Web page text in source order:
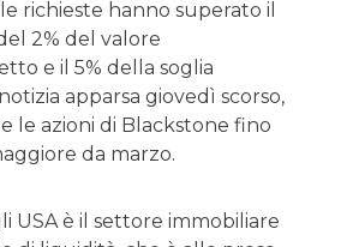
richieste hanno superato il
2% del valore
e il 5% della soglia
apparsa giovedì scorso,
le azioni di Blackstone fino
da marzo.
USA è il settore immobiliare